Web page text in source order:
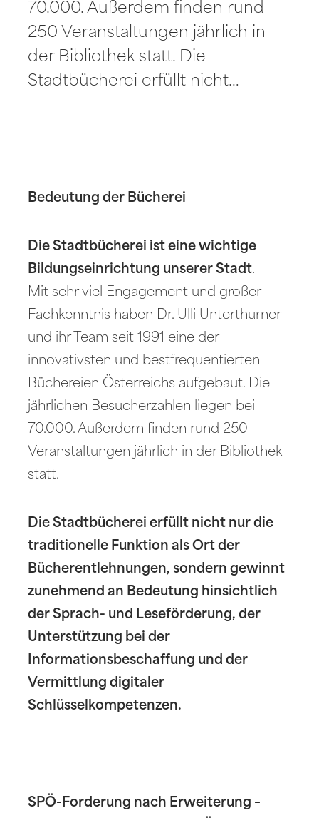
70.000. Außerdem finden rund
250 Veranstaltungen jährlich in
der Bibliothek statt. Die
Stadtbücherei erfüllt nicht…
Bedeutung der Bücherei
Die Stadtbücherei ist eine wichtige
Bildungseinrichtung unserer Stadt.
Mit sehr viel Engagement und großer
Fachkenntnis haben Dr. Ulli Unterthurner
und ihr Team seit 1991 eine der
innovativsten und bestfrequentierten
Büchereien Österreichs aufgebaut. Die
jährlichen Besucherzahlen liegen bei
70.000. Außerdem finden rund 250
Veranstaltungen jährlich in der Bibliothek
statt.
Die Stadtbücherei erfüllt nicht nur die
traditionelle Funktion als Ort der
Bücherentlehnungen, sondern gewinnt
zunehmend an Bedeutung hinsichtlich
der Sprach- und Leseförderung, der
Unterstützung bei der
Informationsbeschaffung und der
Vermittlung digitaler
Schlüsselkompetenzen.
SPÖ-Forderung nach Erweiterung –